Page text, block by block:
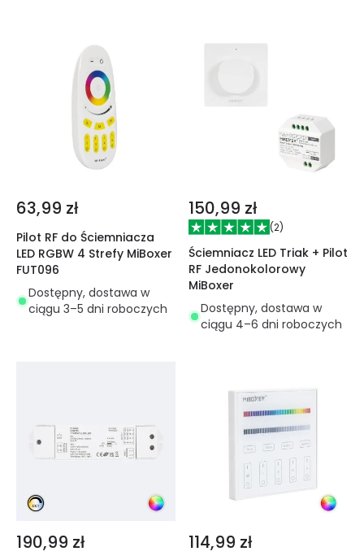
63,99 zł
Pilot RF do Ściemniacza
LED RGBW 4 Strefy MiBoxer
FUT096
Dostępny, dostawa w
ciągu 3–5 dni roboczych
150,99 zł
(2)
Ściemniacz LED Triak + Pilot
RF Jedonokolorowy
MiBoxer
Dostępny, dostawa w
ciągu 4–6 dni roboczych
190,99 zł 114,99 zł